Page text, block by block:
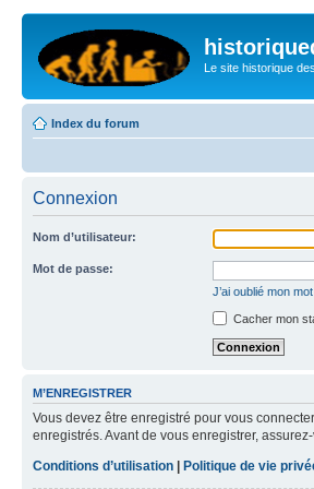
Le site historique
Index du forum
Connexion
Nom d’utilisateur:
Mot de passe:
J’ai oublié mon
Cacher mon
M’ENREGISTRER
Vous devez être enregistré pour vous
enregistrés. Avant de vous enregistrer,
Conditions d’utilisation
Politique de vie